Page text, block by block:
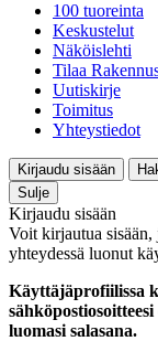
100 tuoreinta
Keskustelut
Näköislehti
Tilaa
Uutiskirje
Toimitus
Yhteystiedot
Kirjaudu sisään
Sulje
Kirjaudu sisään
Voit kirjautua
yhteydessä luonut
Käyttäjäprofiilissa
luomasi salasana.